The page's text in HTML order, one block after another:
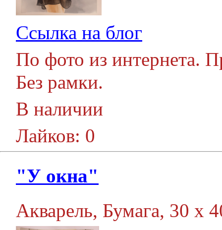
Ссылка на блог
По фото из интернета.
Без рамки.
В наличии
Лайков: 0
"У окна"
Акварель, Бумага, 30 х